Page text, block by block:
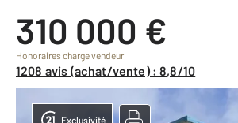
310 000 €
Honoraires charge vendeur
1208 avis (achat/vente) : 8,8/10
Exclusivité